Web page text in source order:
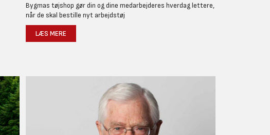
Bygmas tøjshop gør din og dine medarbejderes hverdag lettere,
når de skal bestille nyt arbejdstøj
LÆS MERE